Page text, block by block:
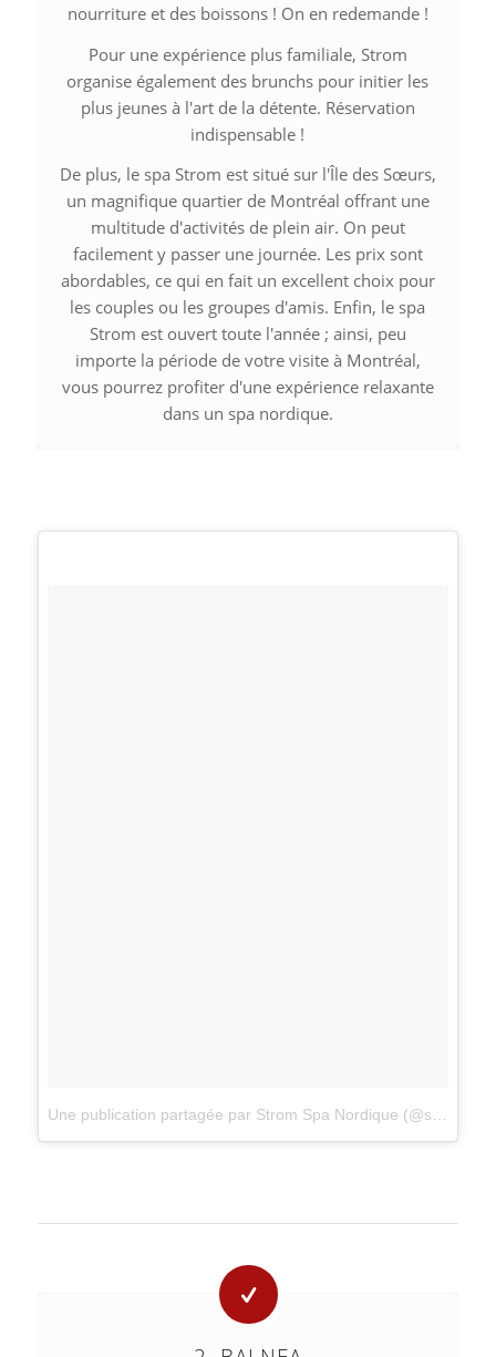
nourriture et des boissons ! On en redemande !
Pour une expérience plus familiale, Strom
organise également des brunchs pour initier les
plus jeunes à l'art de la détente. Réservation
indispensable !
De plus, le spa Strom est situé sur l'Île des Sœurs,
un magnifique quartier de Montréal offrant une
multitude d'activités de plein air. On peut
facilement y passer une journée. Les prix sont
abordables, ce qui en fait un excellent choix pour
les couples ou les groupes d'amis. Enfin, le spa
Strom est ouvert toute l'année ; ainsi, peu
importe la période de votre visite à Montréal,
vous pourrez profiter d'une expérience relaxante
dans un spa nordique.
Photo de